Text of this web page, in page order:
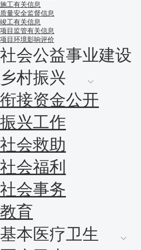
施工有关信息
质量安全监督信息
竣工有关信息
项目监管有关信息
项目环境影响评价
社会公益事业建设
乡村振兴
衔接资金公开
振兴工作
社会救助
社会福利
社会事务
教育
基本医疗卫生